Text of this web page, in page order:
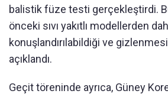
balistik füze testi gerçekleştirdi.
önceki sıvı yakıtlı modellerden
konuşlandırılabildiği ve
açıklandı.
Geçit töreninde ayrıca, Güney